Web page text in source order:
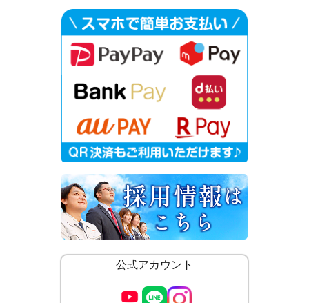
公式アカウント